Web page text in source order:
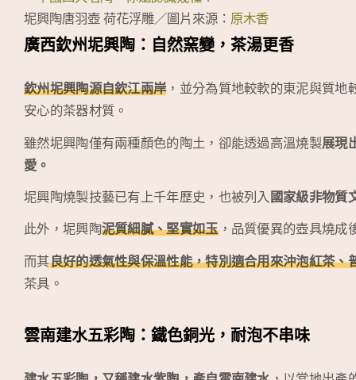
坭興陶唐羽壺 荷花浮雕／圖片來源： 原木香
廣西欽州坭興陶：自然窯變，茶湯更香
欽州坭興陶源自欽江兩岸，並分為質地較軟的東泥與質地
安心的茶器材質。
雖然坭興陶僅有兩種顏色的陶土，卻能透過高溫燒製展現
愛。
坭興陶燒製技藝已有上千年歷史，也被列入 國家級非物質
此外，坭興陶泥質細膩、堅實如玉，品質優異的壺具燒成
而其良好的透氣性與保溫性能，特別適合用來沖泡紅茶、
茶具。
雲南建水五彩陶：鐵色銅光，耐泡不串味